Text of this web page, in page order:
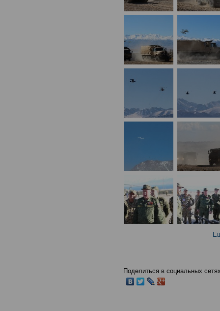
Поделиться в социальных